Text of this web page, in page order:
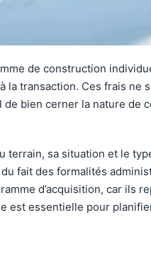
de construction
transaction. Ces frais ne
bien cerner la nature de
terrain, sa situation et le
fait des formalités
d’acquisition, car ils
est essentielle pour